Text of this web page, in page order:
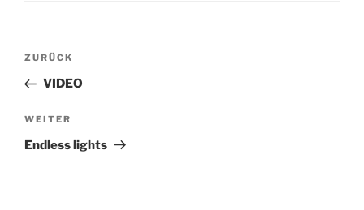
Beitragsnavigation
Vorheriger
Beitrag
ZURÜCK
VIDEO
Nächster
Beitrag
WEITER
Endless lights